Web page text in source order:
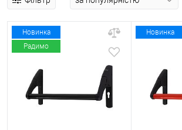
Новинка
Радимо
Новинка